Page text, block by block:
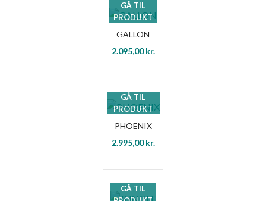
GÅ TIL
PRODUKT
GALLON
2.095,00kr.
GÅ TIL
PRODUKT
PHOENIX
2.995,00kr.
GÅ TIL